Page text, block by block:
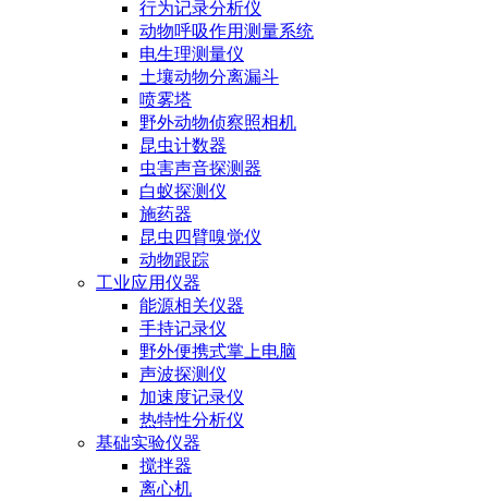
行为记录分析仪
动物呼吸作用测量系统
电生理测量仪
土壤动物分离漏斗
喷雾塔
野外动物侦察照相机
昆虫计数器
虫害声音探测器
白蚁探测仪
施药器
昆虫四臂嗅觉仪
动物跟踪
工业应用仪器
能源相关仪器
手持记录仪
野外便携式掌上电脑
声波探测仪
加速度记录仪
热特性分析仪
基础实验仪器
搅拌器
离心机